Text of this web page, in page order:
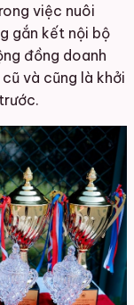
việc nuôi
gắn kết nội bộ
đồng doanh
và cũng là khởi